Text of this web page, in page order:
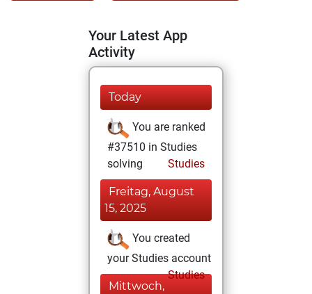
Your Latest App
Activity
Today
You are ranked
#37510 in Studies
solving
Studies
Freitag, August
15, 2025
You created
your Studies account
Studies
Mittwoch,